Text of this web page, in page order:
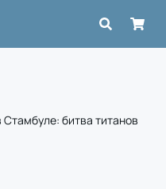
битва титанов